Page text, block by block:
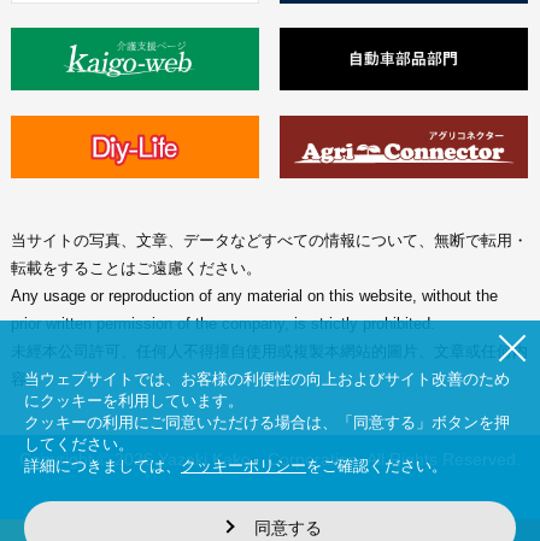
当サイトの写真、文章、データなどすべての情報について、無断で転用・
転載をすることはご遠慮ください。
Any usage or reproduction of any material on this website, without the
prior written permission of the company, is strictly prohibited.
未經本公司許可、任何人不得擅自使用或複製本網站的圖片、文章或任何内
容。
Copyright © 2026 Yazaki Kako Corporation. All Rights Reserved.
当ウェブサイトでは、お客様の利便性の向上およびサイト改善のため
にクッキーを利用しています。
クッキーの利用にご同意いただける場合は、「同意する」ボタンを押
してください。
詳細につきましては、クッキーポリシーをご確認ください。
同意する